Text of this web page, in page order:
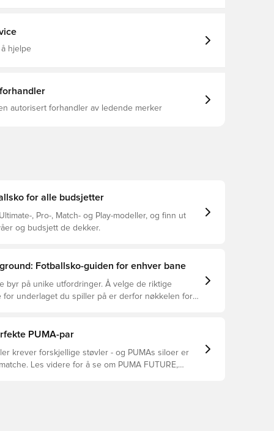
Avrundet Lukking: Snøring Hæltype: Flat Lett,
for faste underlag og kunstgress (FG/AG)
hjelpe
autorisert forhandler av ledende merker
for alle budsjetter
, Pro-, Match- og Play-modeller, og finn ut
og budsjett de dekker.
Fotballsko-guiden for enhver bane
byr på unike utfordringer. Å velge de riktige
for underlaget du spiller på er derfor nøkkelen for
de forskjellige overflatene.
PUMA-par
krever forskjellige støvler - og PUMAs siloer er
Les videre for å se om PUMA FUTURE,